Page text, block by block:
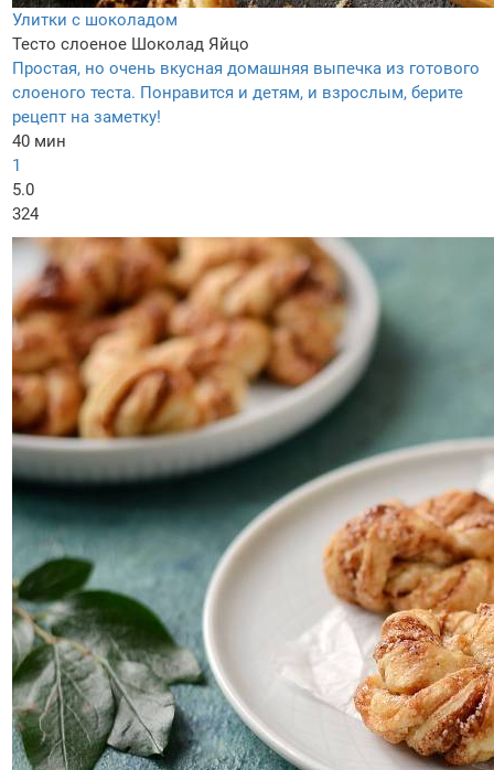
Улитки с шоколадом
Тесто слоеное Шоколад Яйцо
Простая, но очень вкусная домашняя выпечка из готового
слоеного теста. Понравится и детям, и взрослым, берите
рецепт на заметку!
40 мин
1
5.0
324